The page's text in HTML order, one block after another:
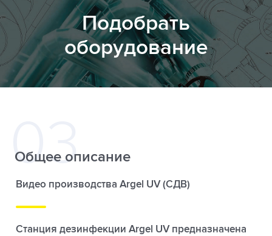
Подобрать
оборудование
Общее описание
Видео производства Argel UV (СДВ)
Станция дезинфекции Argel UV предназначена